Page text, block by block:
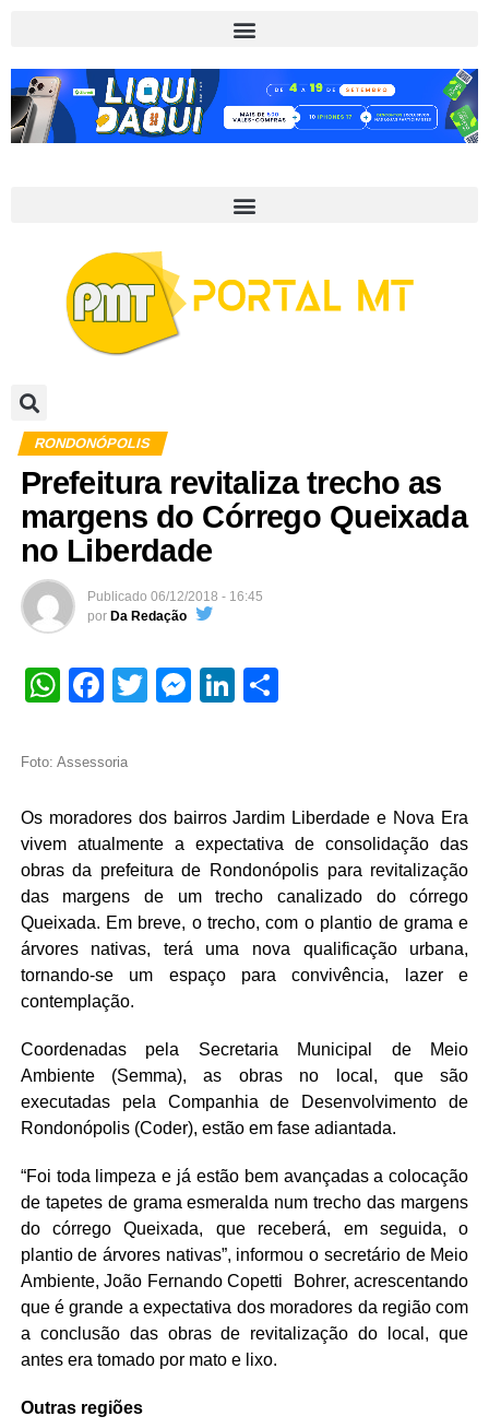
RONDONÓPOLIS
Prefeitura revitaliza trecho as
margens do Córrego Queixada
no Liberdade
Publicado 06/12/2018 - 16:45
por Da Redação
WhatsApp
Facebook
TwitterMessenger
LinkedIn
Foto: Assessoria
Os moradores dos bairros Jardim Liberdade e Nova Era
vivem atualmente a expectativa de consolidação das
obras da prefeitura de Rondonópolis para revitalização
das margens de um trecho canalizado do córrego
Queixada. Em breve, o trecho, com o plantio de grama e
árvores nativas, terá uma nova qualificação urbana,
tornando-se um espaço para convivência, lazer e
contemplação.
Coordenadas pela Secretaria Municipal de Meio
Ambiente (Semma), as obras no local, que são
executadas pela Companhia de Desenvolvimento de
Rondonópolis (Coder), estão em fase adiantada.
“Foi toda limpeza e já estão bem avançadas a colocação
de tapetes de grama esmeralda num trecho das margens
do córrego Queixada, que receberá, em seguida, o
plantio de árvores nativas”, informou o secretário de Meio
Ambiente, João Fernando Copetti Bohrer, acrescentando
que é grande a expectativa dos moradores da região com
a conclusão das obras de revitalização do local, que
antes era tomado por mato e lixo.
Outras regiões